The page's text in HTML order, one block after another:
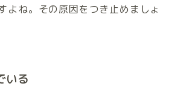
よね。その原因をつき止めましょ
いる